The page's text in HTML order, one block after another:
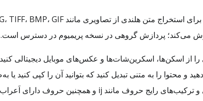
می‌کند؛ پردازش گروهی در نسخه پریمیوم در دسترس است.